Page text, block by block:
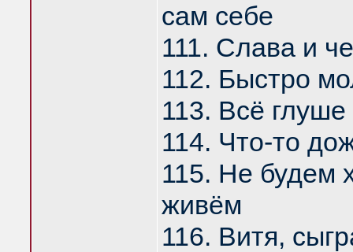
сам себе
111. Слава и
112. Быстро
113. Всё
114. Что-то
115. Не будем
живём
116. Витя,